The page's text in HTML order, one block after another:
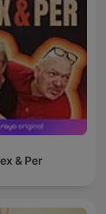
& Per